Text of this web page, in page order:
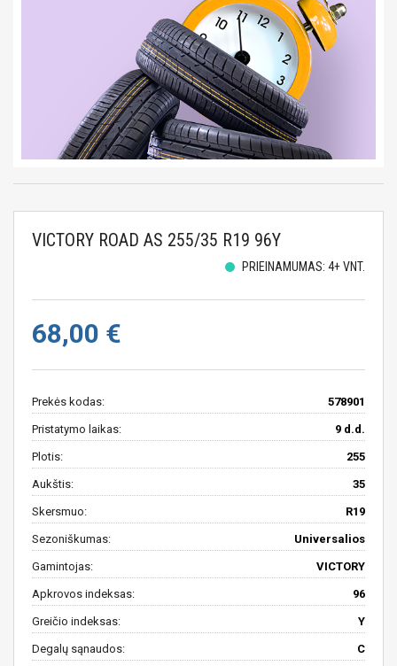
VICTORY ROAD AS 255/35 R19 96Y
PRIEINAMUMAS: 4+ VNT.
68,00 €
Prekės kodas: 578901
Pristatymo laikas: 9 d.d.
Plotis: 255
Aukštis: 35
Skersmuo: R19
Sezoniškumas: Universalios
Gamintojas: VICTORY
Apkrovos indeksas: 96
Greičio indeksas: Y
Degalų sąnaudos: C